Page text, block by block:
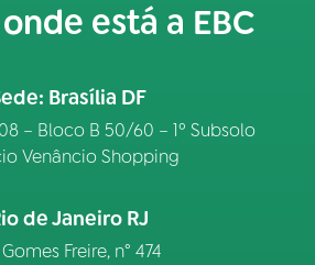
está a EBC
Brasília DF
– Bloco B 50/60 – 1º Subsolo
Venâncio Shopping
de Janeiro RJ
Freire, n° 474